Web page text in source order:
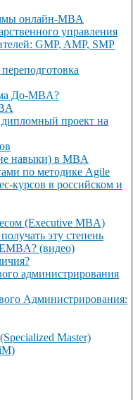
онлайн-MBA
управления
GMP, AMP, SMP
До-MBA?
проект на
навыки) в MBA
по методике Agile
курсов в российском и
(Executive MBA)
эту степень
(видео)
администрирования
Администрирования:
Master)